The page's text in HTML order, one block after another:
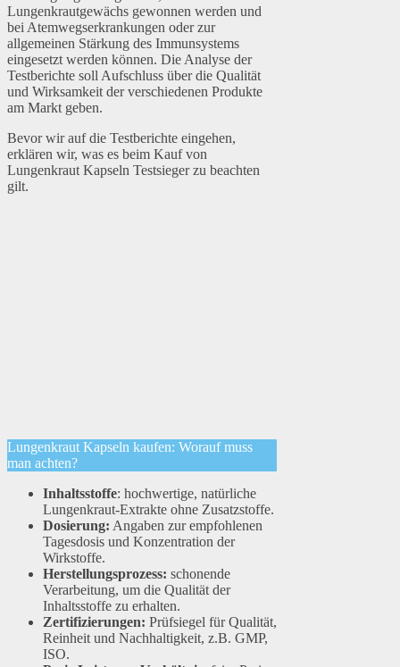
Lungenkrautgewächs gewonnen werden und
bei Atemwegserkrankungen oder zur
allgemeinen Stärkung des Immunsystems
eingesetzt werden können. Die Analyse der
Testberichte soll Aufschluss über die Qualität
und Wirksamkeit der verschiedenen Produkte
am Markt geben.
Bevor wir auf die Testberichte eingehen,
erklären wir, was es beim Kauf von
Lungenkraut Kapseln Testsieger zu beachten
gilt.
Lungenkraut Kapseln kaufen: Worauf muss
man achten?
Inhaltsstoffe: hochwertige, natürliche
Lungenkraut-Extrakte ohne Zusatzstoffe.
Dosierung: Angaben zur empfohlenen
Tagesdosis und Konzentration der
Wirkstoffe.
Herstellungsprozess: schonende
Verarbeitung, um die Qualität der
Inhaltsstoffe zu erhalten.
Zertifizierungen: Prüfsiegel für Qualität,
Reinheit und Nachhaltigkeit, z.B. GMP,
ISO.